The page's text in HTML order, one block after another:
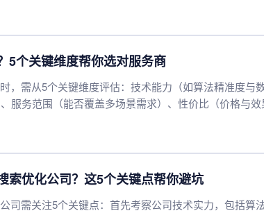
容。结合这三点，品牌能有效提升在AI推荐中的曝光率。
5个关键维度帮你选对服务商
，需从5个关键维度评估：技术能力（如算法精准度与
服务范围（能否覆盖多场景需求）、性价比（价格与
单纯追求低价或过度宣传的供应商，确保长期合作价值。
索优化公司？这5个关键点帮你避坑
司需关注5个关键点：首先考察公司技术实力，包括算